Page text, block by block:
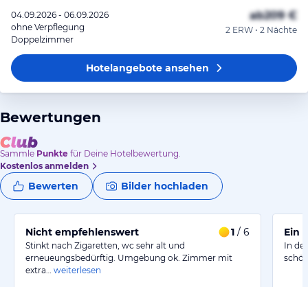
04.09.2026 - 06.09.2026
ohne Verpflegung
Doppelzimmer
ab209 €
2 ERW • 2 Nächte
Hotelangeboteansehen
Bewertungen
Sammle Punkte für Deine Hotelbewertung.
Kostenlos anmelden
Bewerten Bilder hochladen
Nicht empfehlenswert 1 / 6
Stinkt nach Zigaretten, wc sehr alt und
erneueungsbedürftig. Umgebung ok. Zimmer mit
extra…
weiterlesen
Ein
In